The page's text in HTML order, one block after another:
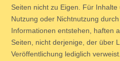
Seiten nicht zu Eigen. Für
Nutzung oder Nichtnutzung
Informationen entstehen, haften
Seiten, nicht derjenige, der über
Veröffentlichung lediglich